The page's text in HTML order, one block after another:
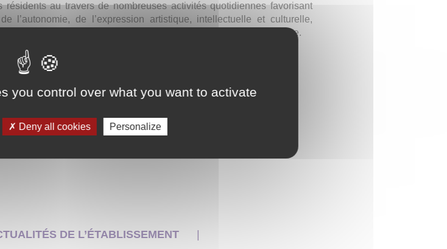
au travers de nombreuses activités quotidiennes favorisant
l’autonomie, de l’expression artistique, intellectuelle et culturelle,
les résidents dans un souci permanent de leur bien-être.
permanent et 1 en hébergement temporaire
Non Médicalisés (EANM)
DE L’ÉTABLISSEMENT
you control over what you want to activate
Deny all cookies Personalize